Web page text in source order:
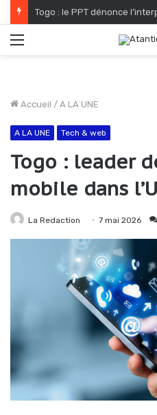
Accueil / A LA UNE
A LA UNE Tech & web
Togo : leader
mobile dans
La Redaction 7 mai 2026